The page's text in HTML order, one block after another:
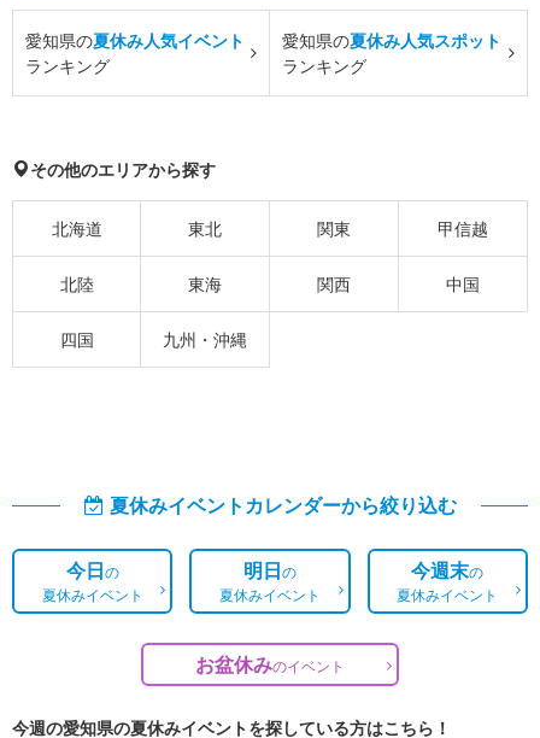
愛知県の夏休み人気イベント
ランキング
愛知県の夏休み人気スポット
ランキング
その他のエリアから探す
北海道 東北 関東 甲信越
北陸 東海 関西 中国
四国 九州・沖縄
夏休みイベントカレンダーから絞り込む
今日の
夏休みイベント
明日の
夏休みイベント
今週末の
夏休みイベント
お盆休みのイベント
今週の愛知県の夏休みイベントを探している方はこちら！